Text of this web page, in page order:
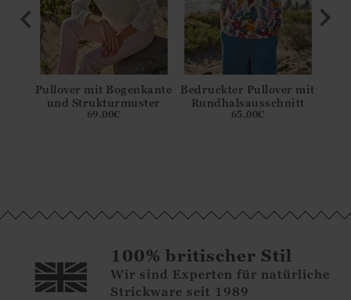
Pullover mit Bogenkante
und Strukturmuster
69.00€
Bedruckter Pullover mit
Rundhalsausschnitt
65.00€
100% britischer Stil
Wir sind Experten für natürliche
Strickware seit 1989